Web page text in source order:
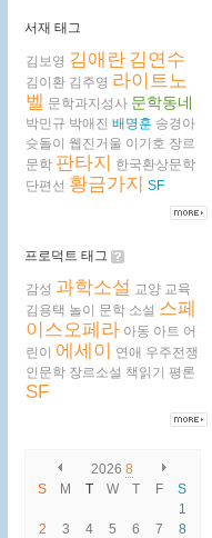
서재 태그
김보영 김애란 김연수
김이환 김주영 라이트노
벨 문학과지성사 문학동네
박민규 박애진 배명훈 송경아
슛돌이
웹진거울 이기호 장르
문학 판타지 한국환상문학
단편선 황금가지 SF
프로덕트 태그
감성 과학소설 교양 교육
김용택 놀이 문학 소설 스페
이스오페라 아동 아트 어
린이
에세이 연애 우주전쟁
인문학 장르소설 책읽기 평론
SF
2026 8
S
M T W T F
S
1
2
3 4 5 6 7
8